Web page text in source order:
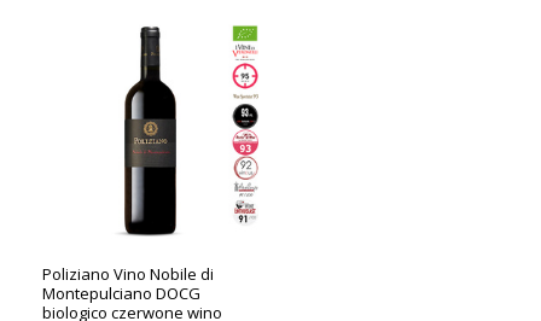
Poliziano Vino Nobile di
Montepulciano DOCG
biologico czerwone wino